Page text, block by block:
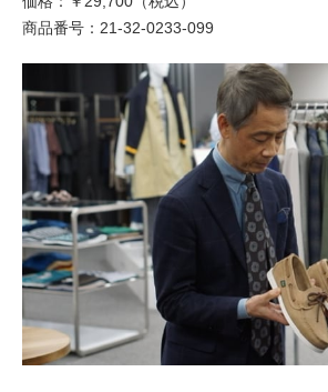
商品番号：21-32-0233-099